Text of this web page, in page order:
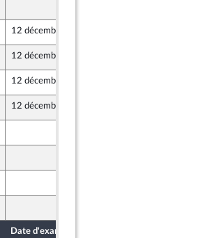
12 décembre 2024
12 décembre 2024
12 décembre 2024
12 décembre 2024
Date d'examen